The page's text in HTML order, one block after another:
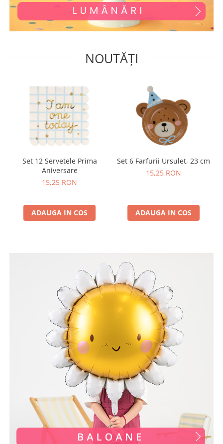
NOUTĂȚI
Set 12 Servetele Prima
Aniversare
15,25 RON
ADAUGA IN COS
Set 6 Farfurii Ursulet, 23 cm
15,25 RON
ADAUGA IN COS